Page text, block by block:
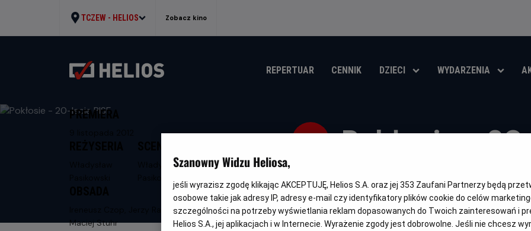
TCZEW - HELIOS Zobacz kino
REPERTUAR CENNIK DZIECI WYDARZENIA
Pokłosie -
tytuł
wiek
trwania
i
rok
produkcji
OBSERWUJ
PREMIERA
Władysław
Ireneusz Czop, Jerzy Radziwiłowicz,
Maciej Stuhr
Szanowny Widzu Heliosa,
jeśli wyrazisz zgodę klikając AKCEPTUJĘ, Helios S.A. oraz jej 353 Zaufani Partnerzy będą
osobowe takie jak adresy IP, adresy e-mail czy identyfikatory plików cookie do celów
szczególności na potrzeby wyświetlania reklam dopasowanych do Twoich zainteresowań i
Helios S.A., jej aplikacjach i w Internecie. Wyrażenie zgody jest dobrowolne. Jeśli nie chcesz